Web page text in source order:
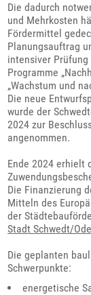
Die dadurch
und Mehrkosten
Fördermittel
Planungsauftrag
intensiver
Programme
„Wachstum und
Die neue
wurde der
2024 zur
angenommen.
Ende 2024 erhielt
Die Finanzierung
Mitteln des
der
Stadt Schwedt/
Die geplanten
Schwerpunkte:
energetische